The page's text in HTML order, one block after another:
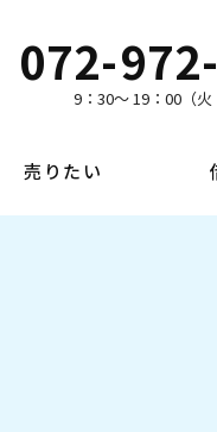
072-
9：30～ 19：00（火
売りたい